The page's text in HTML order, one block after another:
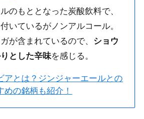
のもととなった炭酸飲料で、
いているが ノンアルコール。
が含まれているので、 ショウ
とした辛味を感じる。
アとは？ジンジャーエールとの
めの銘柄も紹介！